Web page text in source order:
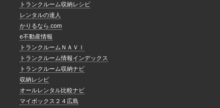
トランクルーム収納レシピ
レンタルの達人
かりるなら.com
e不動産情報
トランクルームＮＡＶＩ
トランクルーム情報インデックス
トランクルーム収納ナビ
収納レシピ
オールレンタル比較ナビ
マイボックス２４広島